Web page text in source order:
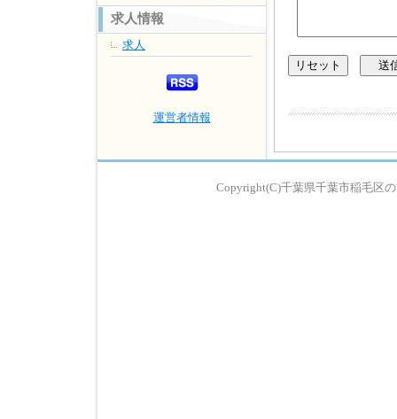
求人情報
求人
運営者情報
Copyright(C)千葉県千葉市稲毛区